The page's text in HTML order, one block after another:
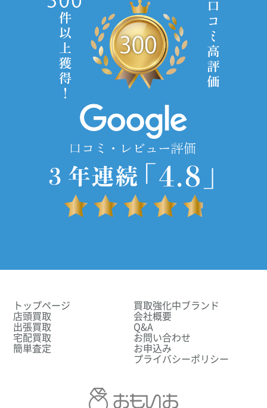
トップページ
店頭買取
出張買取
宅配買取
簡単査定
買取強化中ブランド
会社概要
Q&A
お問い合わせ
お申込み
プライバシーポリシー